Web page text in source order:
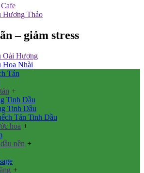
Hương Thảo
– giảm stress
Oải Hương
Hoa Nhài
Tán
+
Tinh Dầu
Tinh Dầu
Tán Tinh Dầu
hoa +
nền +
+